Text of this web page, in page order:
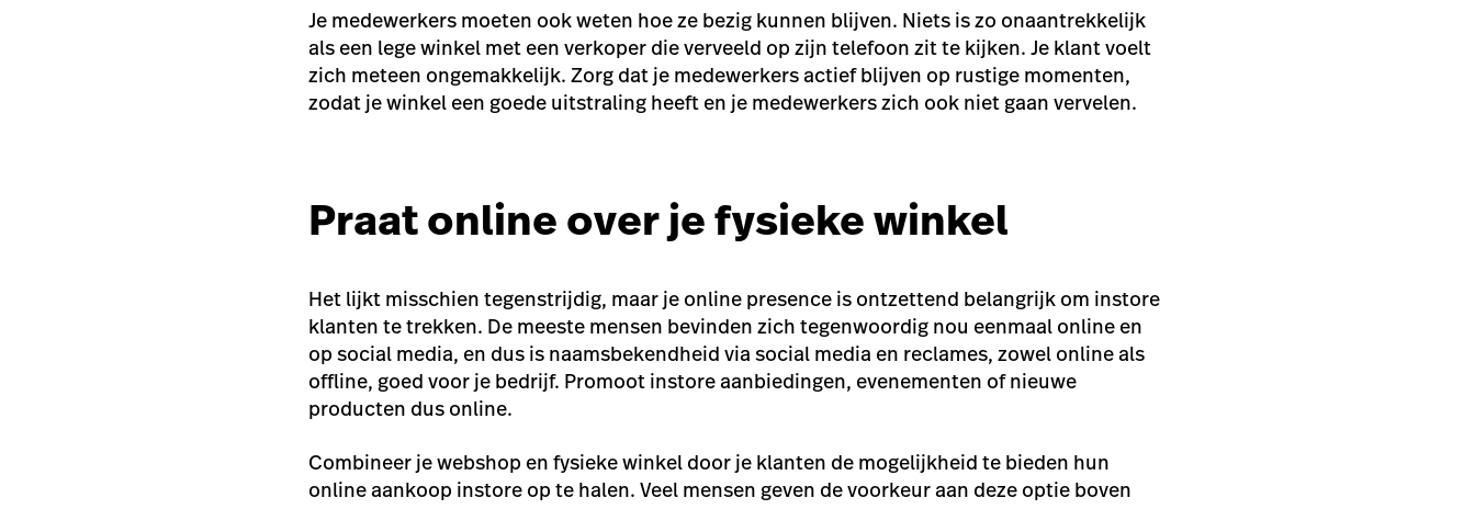
Je medewerkers moeten ook weten hoe ze bezig kunnen blijven. Niets is zo onaantrekkelijk
als een lege winkel met een verkoper die verveeld op zijn telefoon zit te kijken. Je klant voelt
zich meteen ongemakkelijk. Zorg dat je medewerkers actief blijven op rustige momenten,
zodat je winkel een goede uitstraling heeft en je medewerkers zich ook niet gaan vervelen.
Praat online over je fysieke winkel
Het lijkt misschien tegenstrijdig, maar je online presence is ontzettend belangrijk om instore
klanten te trekken. De meeste mensen bevinden zich tegenwoordig nou eenmaal online en
op social media, en dus is naamsbekendheid via social media en reclames, zowel online als
offline, goed voor je bedrijf. Promoot instore aanbiedingen, evenementen of nieuwe
producten dus online.
Combineer je webshop en fysieke winkel door je klanten de mogelijkheid te bieden hun
online aankoop instore op te halen. Veel mensen geven de voorkeur aan deze optie boven